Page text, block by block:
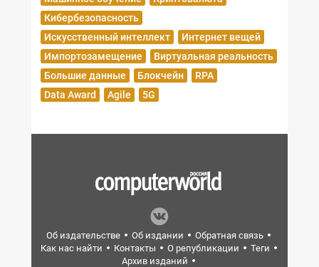
Кибербезопасность
Искусственный интеллект
Интернет вещей
Импортозамещение
Виртуальная реальность
Большие данные
Блокчейн
RPA
Data Award
Agile 5G
Об издательстве Об издании
Обратная связь
Как нас найти
Контакты О републикации
Теги
Архив изданий